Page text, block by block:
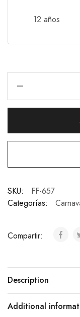
12 años
SKU:
FF-657
Categorías:
Compartir:
Description
Additional